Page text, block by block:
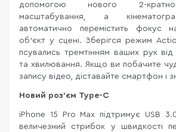
допомогою нового 2-
масштабування, а
автоматично перемістить фокус
об’єкт у сцені. Зберігся режим
псувались тремтінням ваших рук
та хвилювання. Якщо ви побачите
запису відео, діставайте смартфон і
Новий роз’єм Type-C
iPhone 15 Pro Max підтримує USB
величезний стрибок у швидкості